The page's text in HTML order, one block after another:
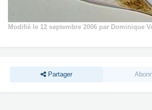
Modifié le 12 septembre 2006 par Dominique
Partager